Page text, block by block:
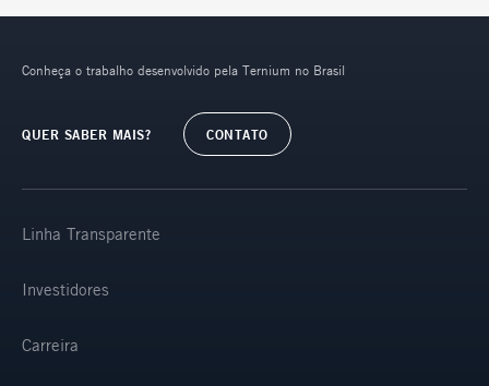
Conheça o trabalho desenvolvido pela Ternium no Brasil
QUER SABER MAIS? CONTATO
Linha Transparente
Investidores
Carreira